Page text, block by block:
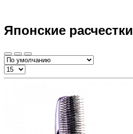
Японские расчестки